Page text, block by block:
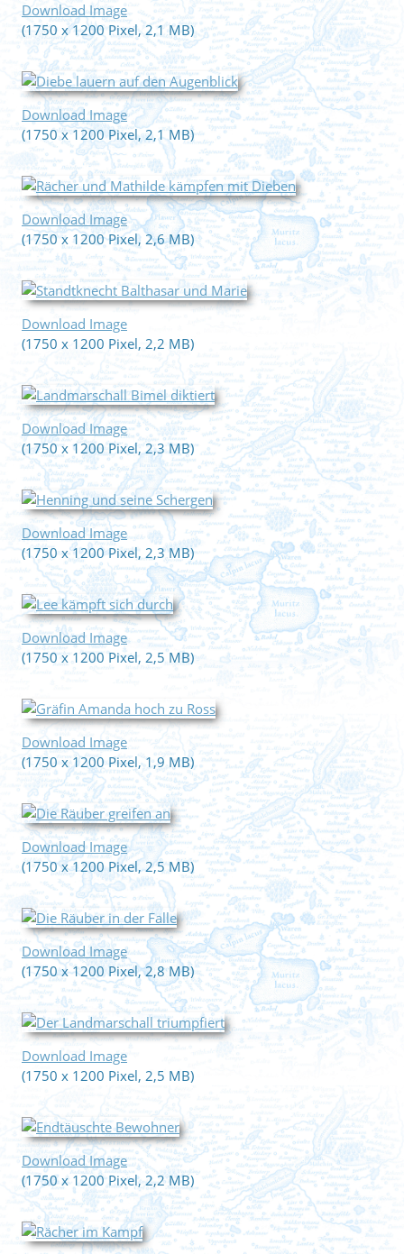
Download Image
(1750 x 1200 Pixel, 2,1 MB)
Download Image
(1750 x 1200 Pixel, 2,1 MB)
Download Image
(1750 x 1200 Pixel, 2,6 MB)
Download Image
(1750 x 1200 Pixel, 2,2 MB)
Download Image
(1750 x 1200 Pixel, 2,3 MB)
Download Image
(1750 x 1200 Pixel, 2,3 MB)
Download Image
(1750 x 1200 Pixel, 2,5 MB)
Download Image
(1750 x 1200 Pixel, 1,9 MB)
Download Image
(1750 x 1200 Pixel, 2,5 MB)
Download Image
(1750 x 1200 Pixel, 2,8 MB)
Download Image
(1750 x 1200 Pixel, 2,5 MB)
Download Image
(1750 x 1200 Pixel, 2,2 MB)